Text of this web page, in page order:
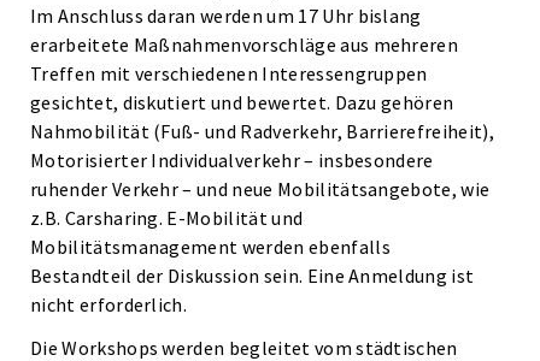
Im Anschluss daran werden um 17 Uhr bislang
erarbeitete Maßnahmenvorschläge aus mehreren
Treffen mit verschiedenen Interessengruppen
gesichtet, diskutiert und bewertet. Dazu gehören
Nahmobilität (Fuß- und Radverkehr, Barrierefreiheit),
Motorisierter Individualverkehr – insbesondere
ruhender Verkehr – und neue Mobilitätsangebote, wie
z.B. Carsharing. E-Mobilität und
Mobilitätsmanagement werden ebenfalls
Bestandteil der Diskussion sein. Eine Anmeldung ist
nicht erforderlich.
Die Workshops werden begleitet vom städtischen